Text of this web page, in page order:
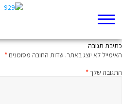
כתיבת תגובה
האימייל לא יוצג באתר. שדות החובה מסומנים*
התגובה שלך*